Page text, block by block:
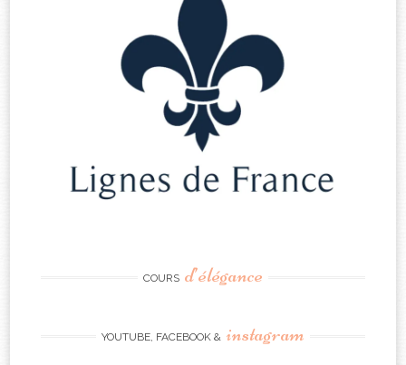
COURS d’élégance
YOUTUBE, FACEBOOK & instagram